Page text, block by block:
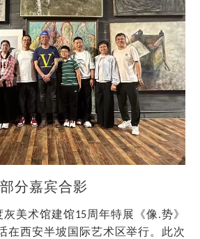
部分嘉宾合影
灰美术馆建馆15周年特展《像.势》
在西安半坡国际艺术区举行。此次